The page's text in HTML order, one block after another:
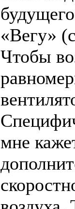
«Вегу»
Чтобы
мне